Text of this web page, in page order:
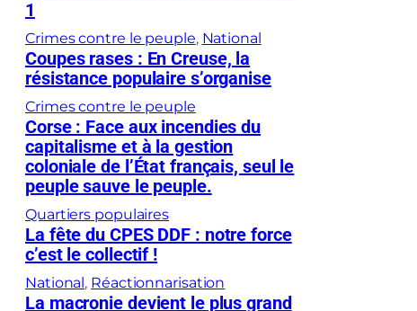
1
Crimes contre le peuple, National
Coupes rases : En Creuse, la
résistance populaire s’organise
Crimes contre le peuple
Corse : Face aux incendies du
capitalisme et à la gestion
coloniale de l’État français, seul le
peuple sauve le peuple.
Quartiers populaires
La fête du CPES DDF : notre force
c’est le collectif !
National, Réactionnarisation
La macronie devient le plus grand